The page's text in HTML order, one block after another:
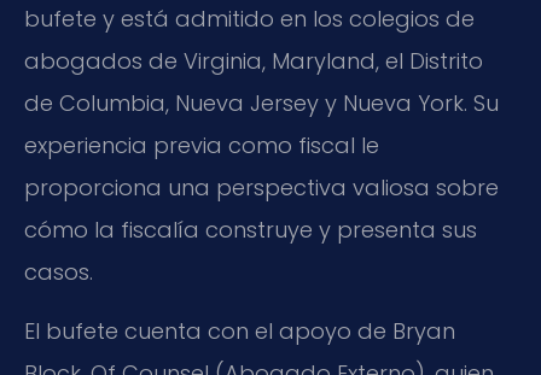
bufete y está admitido en los colegios de
abogados de Virginia, Maryland, el Distrito
de Columbia, Nueva Jersey y Nueva York. Su
experiencia previa como fiscal le
proporciona una perspectiva valiosa sobre
cómo la fiscalía construye y presenta sus
casos.
El bufete cuenta con el apoyo de Bryan